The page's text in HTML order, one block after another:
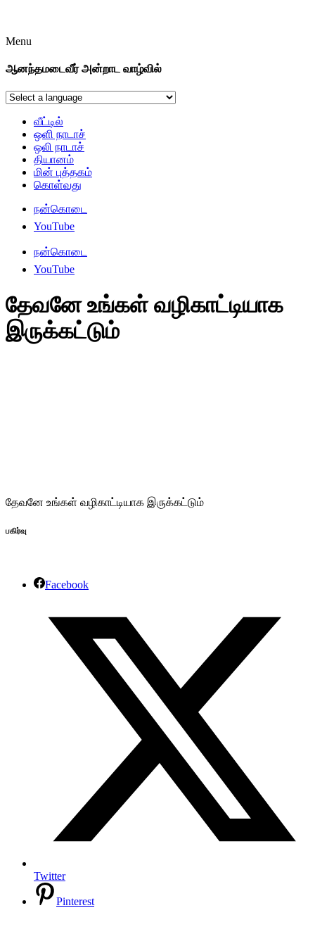
Menu
ஆனந்தமடைவீர் அன்றாட வாழ்வில்
வீட்டில்
ஒளி நாடாச்
ஒலி நாடாச்
தியானம்
மின் புத்தகம்
கொள்வது
நன்கொடை
YouTube
நன்கொடை
YouTube
தேவனே உங்கள் வழிகாட்டியாக
இருக்கட்டும்
தேவனே உங்கள் வழிகாட்டியாக இருக்கட்டும்
பகிர்வு
Facebook
Twitter
Pinterest